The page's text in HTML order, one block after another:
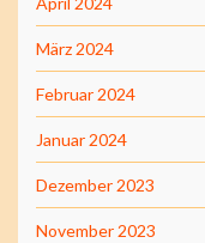
März 2024
Februar 2024
Januar 2024
Dezember 2023
November 2023